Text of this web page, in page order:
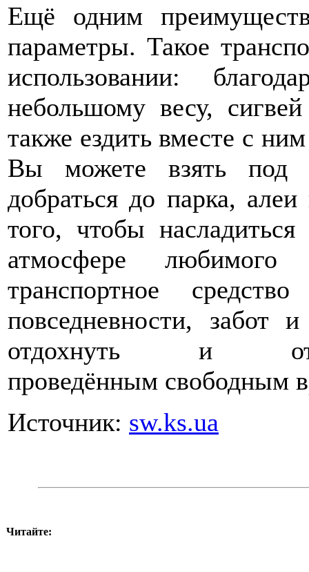
Ещё одним
параметры. Такое
использовании:
небольшому весу,
также ездить вместе с
Вы можете взять под
добраться до парка,
того, чтобы
атмосфере любимого
транспортное
повседневности, забот
отдохнуть и
проведённым свободным
Источник: sw.ks.ua
Читайте: